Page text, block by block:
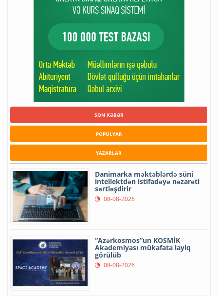
SON XƏBƏR
POPULYAR
YAZARLAR
Danimarka məktəblərdə süni
intellektdən istifadəyə nəzarəti
sərtləşdirir
08-08-2026
“Azərkosmos”un KOSMİK
Akademiyası mükafata layiq
görülüb
08-08-2026